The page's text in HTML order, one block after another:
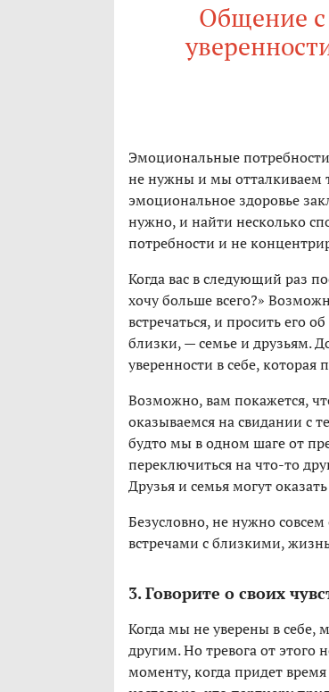
Общение с
Эмоциональные
не нужны и мы отталкиваем
эмоциональное здоровье
нужно, и найти несколько
потребности и не
Когда вас в следующий раз
хочу больше всего?»
встречаться, и просить его
близки, — семье и друзьям.
уверенности в себе, которая
Возможно, вам покажется,
оказываемся на свидании с
будто мы в одном шаге от
переключиться на что-то
Друзья и семья могут
Безусловно, не нужно совсем
встречами с близкими,
3. Говорите о своих
Когда мы не уверены в себе,
другим. Но тревога от этого
моменту, когда придет